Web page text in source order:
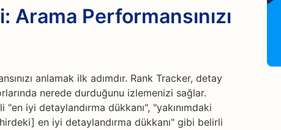
Arama Performansınızı
anlamak ilk adımdır. Rank Tracker, detay
nerede durduğunu izlemenizi sağlar.
iyi detaylandırma dükkanı", "yakınımdaki
en iyi detaylandırma dükkanı" gibi belirli